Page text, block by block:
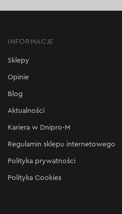
INFORMACJE
Sklepy
Opinie
Blog
Aktualności
Kariera w Dnipro-M
Regulamin sklepu internetowego
Polityka prywatności
Polityka Cookies